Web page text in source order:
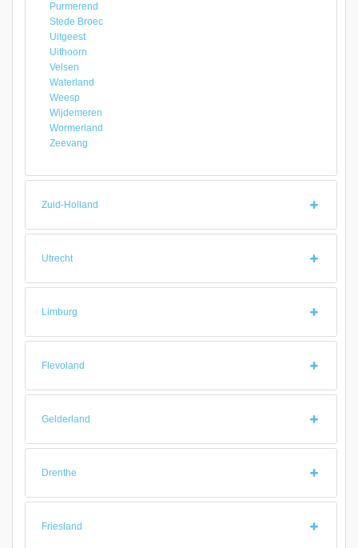
Purmerend
Stede Broec
Uitgeest
Uithoorn
Velsen
Waterland
Weesp
Wijdemeren
Wormerland
Zeevang
Zuid-Holland
Utrecht
Limburg
Flevoland
Gelderland
Drenthe
Friesland